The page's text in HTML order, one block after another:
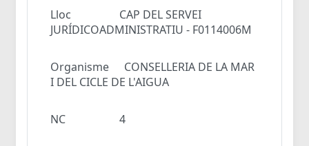
Lloc
CAP DEL SERVEI
JURÍDICOADMINISTRATIU - F0114006M
Organisme
CONSELLERIA DE LA MAR
I DEL CICLE DE L'AIGUA
NC 4